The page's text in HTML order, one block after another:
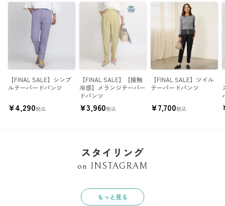
【FINAL SALE】シンプ
ルテーパードパンツ
¥4,290税込
【FINAL SALE】【接触
冷感】メランジテーパー
ドパンツ
¥3,960税込
【FINAL SALE】ツイル
テーパードパンツ
¥7,700税込
スタイリング
on INSTAGRAM
もっと見る